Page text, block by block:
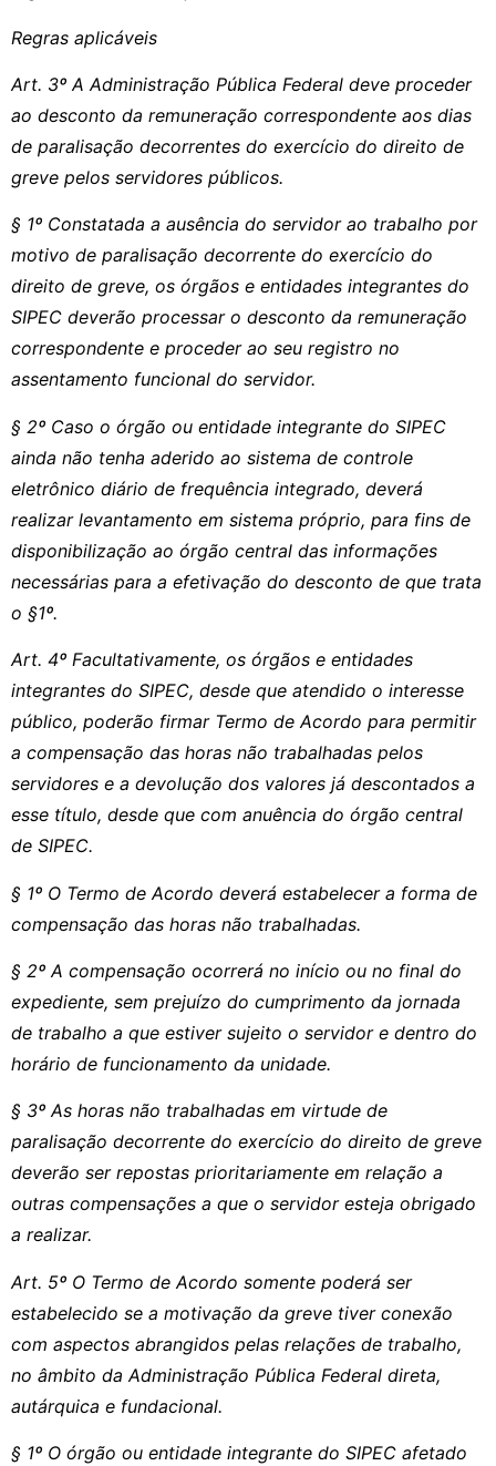
Regras aplicáveis
Art. 3º A Administração Pública Federal deve proceder
ao desconto da remuneração correspondente aos dias
de paralisação decorrentes do exercício do direito de
greve pelos servidores públicos.
§ 1º Constatada a ausência do servidor ao trabalho por
motivo de paralisação decorrente do exercício do
direito de greve, os órgãos e entidades integrantes do
SIPEC deverão processar o desconto da remuneração
correspondente e proceder ao seu registro no
assentamento funcional do servidor.
§ 2º Caso o órgão ou entidade integrante do SIPEC
ainda não tenha aderido ao sistema de controle
eletrônico diário de frequência integrado, deverá
realizar levantamento em sistema próprio, para fins de
disponibilização ao órgão central das informações
necessárias para a efetivação do desconto de que trata
o §1º.
Art. 4º Facultativamente, os órgãos e entidades
integrantes do SIPEC, desde que atendido o interesse
público, poderão firmar Termo de Acordo para permitir
a compensação das horas não trabalhadas pelos
servidores e a devolução dos valores já descontados a
esse título, desde que com anuência do órgão central
de SIPEC.
§ 1º O Termo de Acordo deverá estabelecer a forma de
compensação das horas não trabalhadas.
§ 2º A compensação ocorrerá no início ou no final do
expediente, sem prejuízo do cumprimento da jornada
de trabalho a que estiver sujeito o servidor e dentro do
horário de funcionamento da unidade.
§ 3º As horas não trabalhadas em virtude de
paralisação decorrente do exercício do direito de greve
deverão ser repostas prioritariamente em relação a
outras compensações a que o servidor esteja obrigado
a realizar.
Art. 5º O Termo de Acordo somente poderá ser
estabelecido se a motivação da greve tiver conexão
com aspectos abrangidos pelas relações de trabalho,
no âmbito da Administração Pública Federal direta,
autárquica e fundacional.
§ 1º O órgão ou entidade integrante do SIPEC afetado